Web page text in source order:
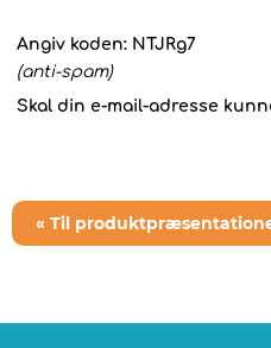
Angiv koden: NTJRg7
(anti-spam)
Skal din e-mail-adresse
« Til